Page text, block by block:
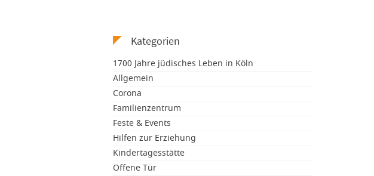
Kategorien
1700 Jahre jüdisches Leben in Köln
Allgemein
Corona
Familienzentrum
Feste & Events
Hilfen zur Erziehung
Kindertagesstätte
Offene Tür